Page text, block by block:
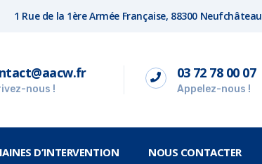
1 Rue de la 1ère Armée Française, 88300 Neufchâteau
nous !
03 72 78 00 07
Appelez-nous !
D’INTERVENTION NOUS CONTACTER